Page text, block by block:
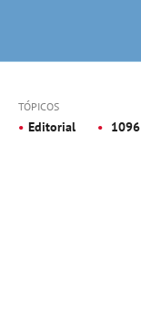
TÓPICOS
Editorial 1096